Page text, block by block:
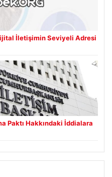
İletişimin Seviyeli Adresi
Paktı Hakkındaki İddialara